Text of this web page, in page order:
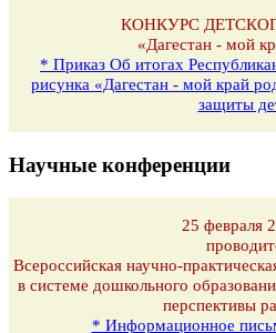
КОНКУРС
«Дагестан - мой
* Приказ Об итогах
рисунка «Дагестан - мой край
защиты
Научные конференции
25 февраля
Всероссийская научно-
в системе дошкольного
перспективы
* Информационное